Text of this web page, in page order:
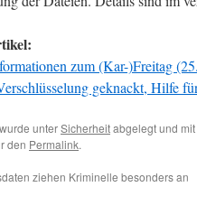
zum (Kar-)Freitag
geknackt, Hilfe
unterSicherheitabgelegt und mit
den Permalink.
ziehen Kriminelle besonders an